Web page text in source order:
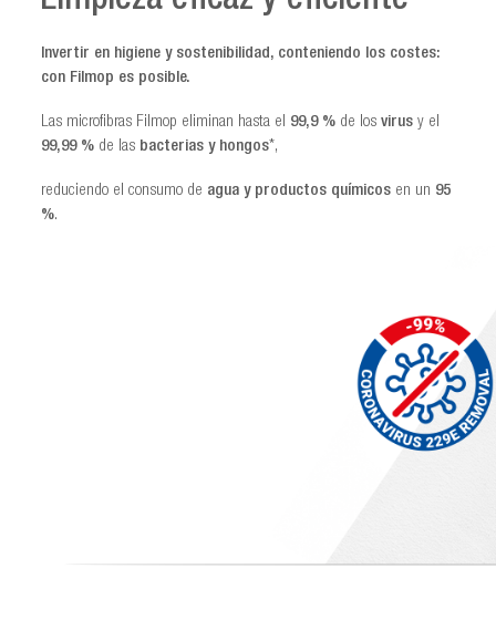
Invertir en higiene y sostenibilidad, conteniendo los costes:
con Filmop es posible.
Las microfibras Filmop eliminan hasta el 99,9 % de losvirus y el
99,99 % de las bacterias y hongos*,
reduciendo el consumo de agua y productos químicos en un 95
%.